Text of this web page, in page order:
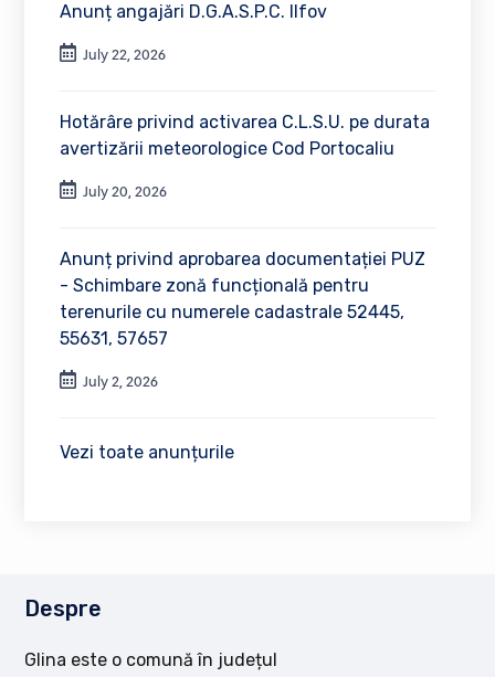
Anunț angajări D.G.A.S.P.C. Ilfov
July 22, 2026
Hotărâre privind activarea C.L.S.U. pe durata
avertizării meteorologice Cod Portocaliu
July 20, 2026
Anunț privind aprobarea documentației PUZ
- Schimbare zonă funcțională pentru
terenurile cu numerele cadastrale 52445,
55631, 57657
July 2, 2026
Vezi toate anunțurile
Despre
Glina este o comună în județul